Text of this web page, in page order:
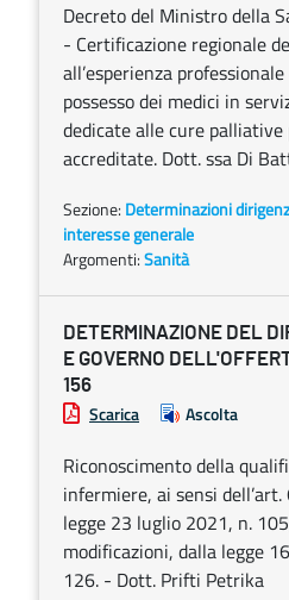
Decreto del Ministro della
- Certificazione regionale
all’esperienza
possesso dei medici in
dedicate alle cure
accreditate. Dott. ssa Di
Sezione: Determinazioni
interesse generale
Argomenti:Sanità
DETERMINAZIONE DEL
E GOVERNO
156
Scarica Ascolta
Riconoscimento della
infermiere, ai sensi
legge 23 luglio 2021, n.
modificazioni, dalla legge
126. - Dott. Prifti Petrika